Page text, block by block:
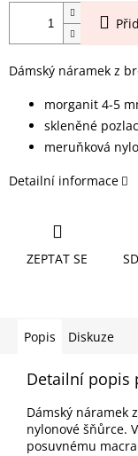
Dámský náramek z
morganit 4-5
skleněné
meruňková
Detailní informace
ZEPTAT SE
Popis Diskuze
Detailní popis
Dámský náramek
nylonové šňůrce.
posuvnému